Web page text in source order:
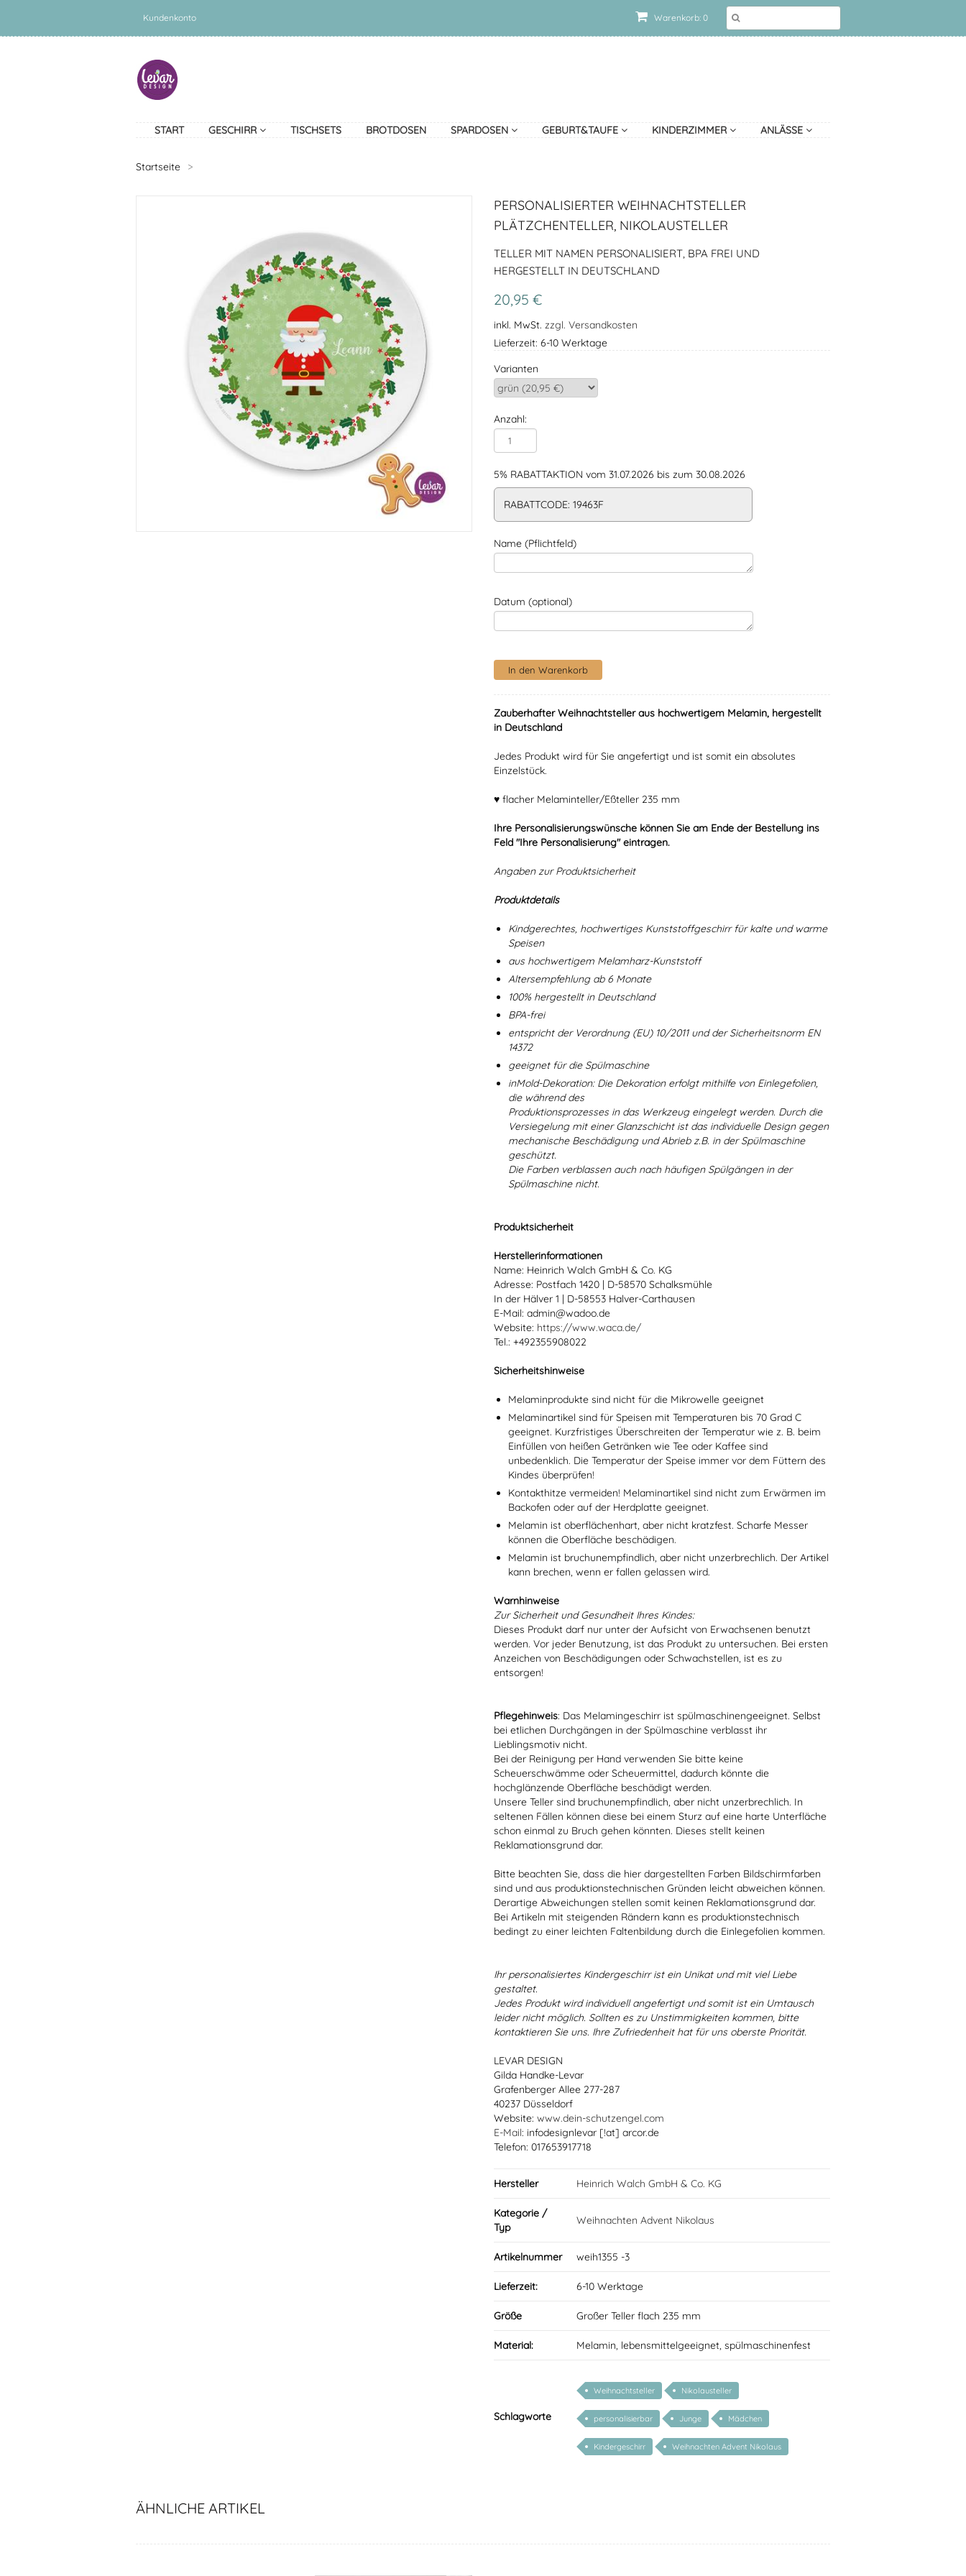
Warenkorb: 0
Kundenkonto
START GESCHIRR TISCHSETS BROTDOSEN SPARDOSEN GEBURT&TAUFE KINDERZIMMER ANLÄSSE
Startseite >
PERSONALISIERTER WEIHNACHTSTELLER
PLÄTZCHENTELLER, NIKOLAUSTELLER
TELLER MIT NAMEN PERSONALISIERT, BPA FREI UND
HERGESTELLT IN DEUTSCHLAND
20,95 €
inkl. MwSt. zzgl. Versandkosten
Lieferzeit: 6-10 Werktage
Varianten
Anzahl:
5% RABATTAKTION vom 31.07.2026 bis zum 30.08.2026
RABATTCODE: 19463F
Name (Pflichtfeld)
Datum (optional)
Zauberhafter Weihnachtsteller aus hochwertigem Melamin, hergestellt
in Deutschland
Jedes Produkt wird für Sie angefertigt und ist somit ein absolutes
Einzelstück.
♥ flacher Melaminteller/Eßteller 235 mm
Ihre Personalisierungswünsche können Sie am Ende der Bestellung ins
Feld "Ihre Personalisierung" eintragen.
Angaben zur Produktsicherheit
Produktdetails
Kindgerechtes, hochwertiges Kunststoffgeschirr für kalte und warme
Speisen
aus hochwertigem Melamharz-Kunststoff
Altersempfehlung ab 6 Monate
100% hergestellt in Deutschland
BPA-frei
entspricht der Verordnung (EU) 10/2011 und der Sicherheitsnorm EN
14372
geeignet für die Spülmaschine
inMold-Dekoration: Die Dekoration erfolgt mithilfe von Einlegefolien,
die während des
Produktionsprozesses in das Werkzeug eingelegt werden. Durch die
Versiegelung mit einer Glanzschicht ist das individuelle Design gegen
mechanische Beschädigung und Abrieb z.B. in der Spülmaschine
geschützt.
Die Farben verblassen auch nach häufigen Spülgängen in der
Spülmaschine nicht.
Produktsicherheit
Herstellerinformationen
Name: Heinrich Walch GmbH & Co. KG
Adresse: Postfach 1420 | D-58570 Schalksmühle
In der Hälver 1 | D-58553 Halver-Carthausen
E-Mail: admin@wadoo.de
Website: https://www.waca.de/
Tel.: +492355908022
Sicherheitshinweise
Melaminprodukte sind nicht für die Mikrowelle geeignet
Melaminartikel sind für Speisen mit Temperaturen bis 70 Grad C
geeignet. Kurzfristiges Überschreiten der Temperatur wie z. B. beim
Einfüllen von heißen Getränken wie Tee oder Kaffee sind
unbedenklich. Die Temperatur der Speise immer vor dem Füttern des
Kindes überprüfen!
Kontakthitze vermeiden! Melaminartikel sind nicht zum Erwärmen im
Backofen oder auf der Herdplatte geeignet.
Melamin ist oberflächenhart, aber nicht kratzfest. Scharfe Messer
können die Oberfläche beschädigen.
Melamin ist bruchunempfindlich, aber nicht unzerbrechlich. Der Artikel
kann brechen, wenn er fallen gelassen wird.
Warnhinweise
Zur Sicherheit und Gesundheit Ihres Kindes:
Dieses Produkt darf nur unter der Aufsicht von Erwachsenen benutzt
werden. Vor jeder Benutzung, ist das Produkt zu untersuchen. Bei ersten
Anzeichen von Beschädigungen oder Schwachstellen, ist es zu
entsorgen!
Pflegehinweis: Das Melamingeschirr ist spülmaschinengeeignet. Selbst
bei etlichen Durchgängen in der Spülmaschine verblasst ihr
Lieblingsmotiv nicht.
Bei der Reinigung per Hand verwenden Sie bitte keine
Scheuerschwämme oder Scheuermittel, dadurch könnte die
hochglänzende Oberfläche beschädigt werden.
Unsere Teller sind bruchunempfindlich, aber nicht unzerbrechlich. In
seltenen Fällen können diese bei einem Sturz auf eine harte Unterfläche
schon einmal zu Bruch gehen könnten. Dieses stellt keinen
Reklamationsgrund dar.
Bitte beachten Sie, dass die hier dargestellten Farben Bildschirmfarben
sind und aus produktionstechnischen Gründen leicht abweichen können.
Derartige Abweichungen stellen somit keinen Reklamationsgrund dar.
Bei Artikeln mit steigenden Rändern kann es produktionstechnisch
bedingt zu einer leichten Faltenbildung durch die Einlegefolien kommen.
Ihr personalisiertes Kindergeschirr ist ein Unikat und mit viel Liebe
gestaltet.
Jedes Produkt wird individuell angefertigt und somit ist ein Umtausch
leider nicht möglich. Sollten es zu Unstimmigkeiten kommen, bitte
kontaktieren Sie uns. Ihre Zufriedenheit hat für uns oberste Priorität.
LEVAR DESIGN
Gilda Handke-Levar
Grafenberger Allee 277-287
40237 Düsseldorf
Website: www.dein-schutzengel.com
E-Mail: infodesignlevar [!at] arcor.de
Telefon: 017653917718
Hersteller Heinrich Walch GmbH & Co. KG
Kategorie /
Typ
Weihnachten Advent Nikolaus
Artikelnummer weih1355 -3
Lieferzeit: 6-10 Werktage
Größe Großer Teller flach 235 mm
Material: Melamin, lebensmittelgeeignet, spülmaschinenfest
Schlagworte
Weihnachtsteller Nikolausteller
personalisierbar Junge Mädchen
Kindergeschirr Weihnachten Advent Nikolaus
ÄHNLICHE ARTIKEL